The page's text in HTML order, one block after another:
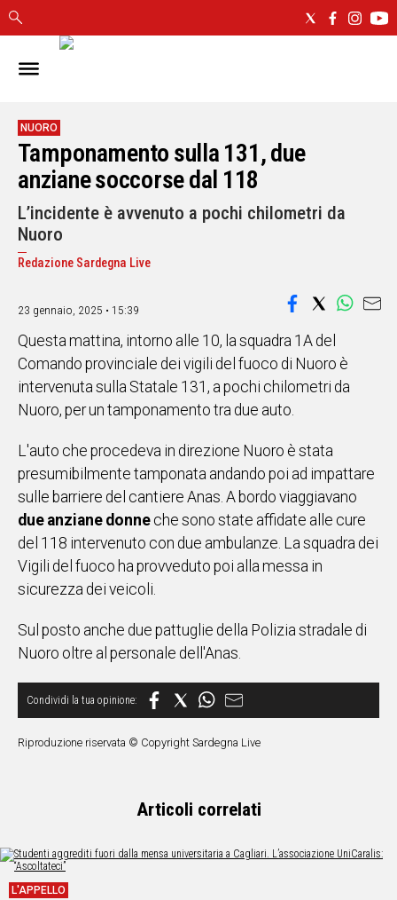
IN
CAGLIARI
SASSARI
NUORO
ORISTANO
SULCIS
GALLURA
OGLIASTRA
CAMPIDANO
ALTRE
NOTIZIE
POLITICA
IN
NEL
MONDO
SPORT
EVENTI
STORIE
VIDEO
Vai
UNISCITI
AL CANALE
NUORO
Tamponamento sulla 131, due
anziane soccorse dal 118
L’incidente è avvenuto a pochi chilometri da
Nuoro
Redazione Sardegna Live
23 gennaio, 2025 • 15:39
Questa mattina, intorno alle 10, la squadra 1A del
Comando provinciale dei vigili del fuoco di Nuoro è
intervenuta sulla Statale 131, a pochi chilometri da
Nuoro, per un tamponamento tra due auto.
L'auto che procedeva in direzione Nuoro è stata
presumibilmente tamponata andando poi ad impattare
sulle barriere del cantiere Anas. A bordo viaggiavano
due anziane donne che sono state affidate alle cure
del 118 intervenuto con due ambulanze. La squadra dei
Vigili del fuoco ha provveduto poi alla messa in
sicurezza dei veicoli.
Sul posto anche due pattuglie della Polizia stradale di
Nuoro oltre al personale dell'Anas.
Riproduzione riservata © Copyright Sardegna Live
Articoli correlati
L'APPELLO